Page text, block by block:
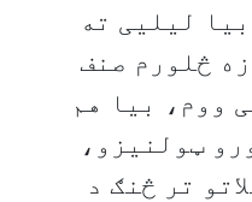
لیلیی ته
څلورم صنف
ووم، بیا هم
ټولنیزو،
تر څنګ د